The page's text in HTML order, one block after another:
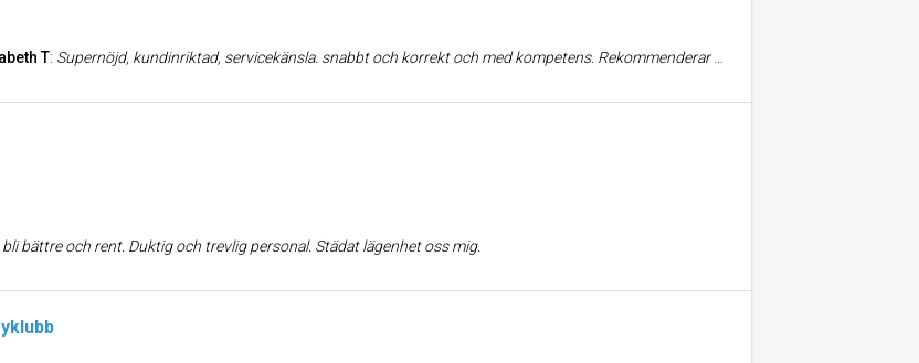
T: Supernöjd, kundinriktad, servicekänsla. snabbt och korrekt och med kompetens. Rekommenderar starkt
bli bättre och rent. Duktig och trevlig personal. Städat lägenhet oss mig.